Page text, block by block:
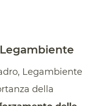
Legambiente
della